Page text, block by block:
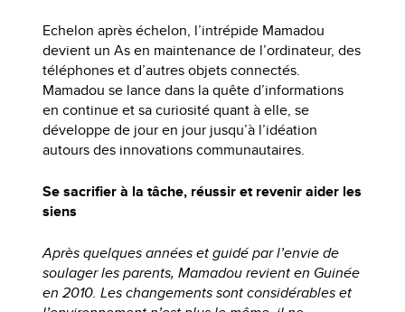
Echelon après échelon, l’intrépide Mamadou
devient un As en maintenance de l’ordinateur, des
téléphones et d’autres objets connectés.
Mamadou se lance dans la quête d’informations
en continue et sa curiosité quant à elle, se
développe de jour en jour jusqu’à l’idéation
autours des innovations communautaires.
Se sacrifier à la tâche, réussir et revenir aider les
siens
Après quelques années et guidé par l’envie de
soulager les parents, Mamadou revient en Guinée
en 2010. Les changements sont considérables et